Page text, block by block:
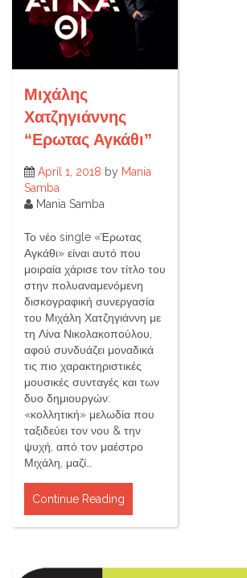
Μιχάλης
Χατζηγιάννης
“Ερωτας Αγκάθι”
April 1, 2018 by Mania
Samba
Mania Samba
Το νέο single «Έρωτας
Αγκάθι» είναι αυτό που
μοιραία χάρισε τον τίτλο του
στην πολυαναμενόμενη
δισκογραφική συνεργασία
του Μιχάλη Χατζηγιάννη με
τη Λίνα Νικολακοπούλου,
αφού συνδυάζει μοναδικά
τις πιο χαρακτηριστικές
μουσικές συνταγές και των
δυο δημιουργών:
«κολλητική» μελωδία που
ταξιδεύει τον νου & την
ψυχή, από τον μαέστρο
Μιχάλη, μαζί…
Continue Reading